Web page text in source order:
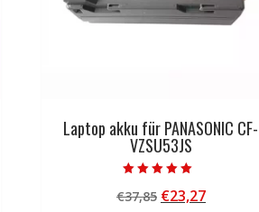
Laptop akku für PANASONIC CF-
VZSU53JS
5.00
von 5
€37,85 Ursprünglicher
€23,27